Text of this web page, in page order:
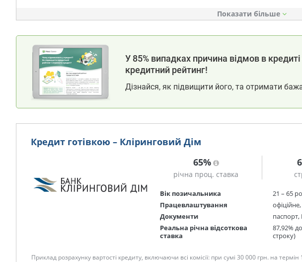
Показати
У 85% випадках причина відмов в
кредитний рейтинг!
Дізнайся, як підвищити його, та отримати
Кредит готівкою – Кліринговий Дім
65%
річна проц. ставка
Вік позичальника
21 – 65
Працевлаштування
Документи
паспорт,
Реальна річна відсоткова
ставка
87,92%
строку)
Приклад розрахунку вартості кредиту, включаючи всі комісії: при сумі 30 000 грн. на